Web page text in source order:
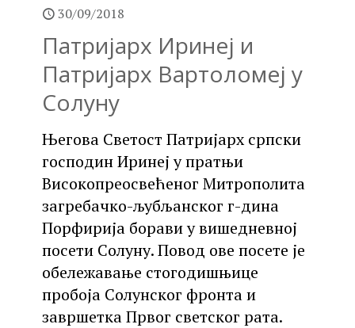
30/09/2018
Патријарх Иринеј и
Патријарх Вартоломеј у
Солуну
Његова Светост Патријарх српски
господин Иринеј у пратњи
Високопреосвећеног Митрополита
загребачко-љубљанског г-дина
Порфирија борави у вишедневној
посети Солуну. Повод ове посете је
обележавање стогодишњице
пробоја Солунског фронта и
завршетка Првог светског рата.